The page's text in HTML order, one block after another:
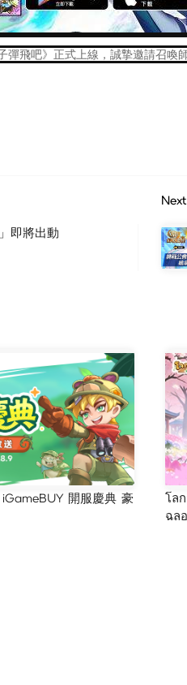
子彈飛吧》正式上線，誠摯邀請召喚
即將出動
開服慶典 豪
โล
ฉล